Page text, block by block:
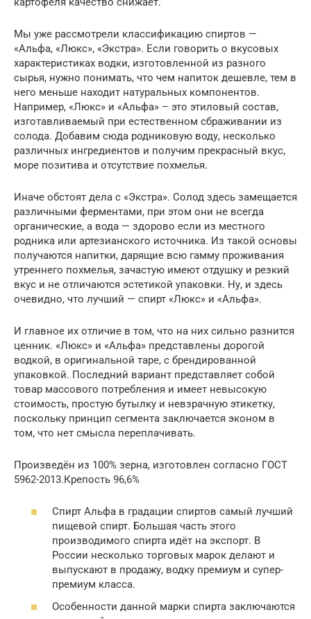
Мы уже рассмотрели классификацию спиртов —
«Альфа, «Люкс», «Экстра». Если говорить о вкусовых
характеристиках водки, изготовленной из разного
сырья, нужно понимать, что чем напиток дешевле, тем в
него меньше находит натуральных компонентов.
Например, «Люкс» и «Альфа» – это этиловый состав,
изготавливаемый при естественном сбраживании из
солода. Добавим сюда родниковую воду, несколько
различных ингредиентов и получим прекрасный вкус,
море позитива и отсутствие похмелья.
Иначе обстоят дела с «Экстра». Солод здесь замещается
различными ферментами, при этом они не всегда
органические, а вода — здорово если из местного
родника или артезианского источника. Из такой основы
получаются напитки, дарящие всю гамму проживания
утреннего похмелья, зачастую имеют отдушку и резкий
вкус и не отличаются эстетикой упаковки. Ну, и здесь
очевидно, что лучший — спирт «Люкс» и «Альфа».
И главное их отличие в том, что на них сильно разнится
ценник. «Люкс» и «Альфа» представлены дорогой
водкой, в оригинальной таре, с брендированной
упаковкой. Последний вариант представляет собой
товар массового потребления и имеет невысокую
стоимость, простую бутылку и невзрачную этикетку,
поскольку принцип сегмента заключается эконом в
том, что нет смысла переплачивать.
Произведён из 100% зерна, изготовлен согласно ГОСТ
5962-2013.Крепость 96,6%
Спирт Альфа в градации спиртов самый лучший
пищевой спирт. Большая часть этого
производимого спирта идёт на экспорт. В
России несколько торговых марок делают и
выпускают в продажу, водку премиум и супер-
премиум класса.
Особенности данной марки спирта заключаются